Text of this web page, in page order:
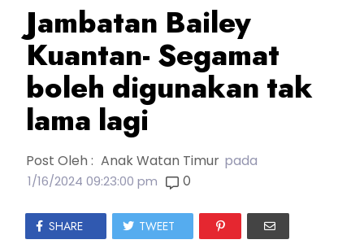
Jambatan Bailey
Kuantan- Segamat
boleh digunakan tak
lama lagi
Post Oleh : Anak Watan Timur pada
1/16/2024 09:23:00 pm 0
SHARE TWEET